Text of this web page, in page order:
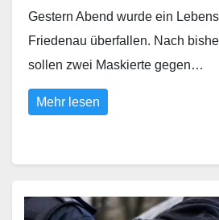
Gestern Abend wurde ein
Friedenau überfallen. Nach
sollen zwei Maskierte gegen…
Mehr lesen